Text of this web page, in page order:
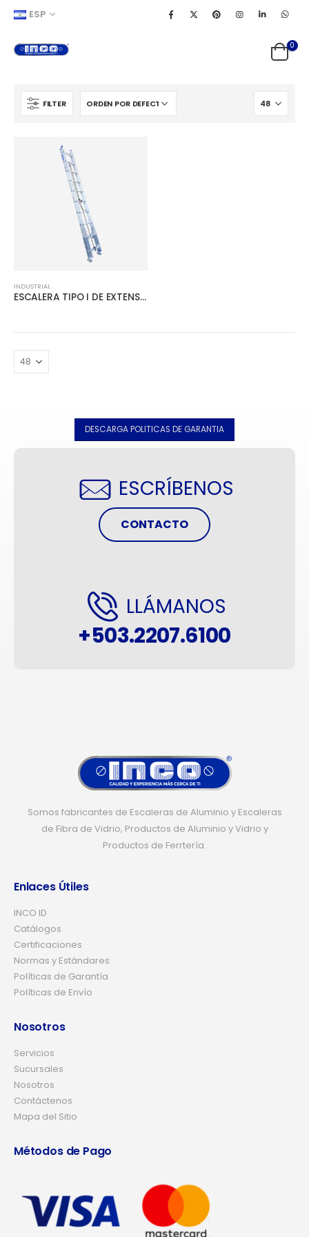
ESP
0
FILTER
INDUSTRIAL
ESCALERA TIPO I DE EXTENSIÓN ALUMINIO CAPACIDAD 200 kg
DESCARGA POLITICAS DE GARANTIA
ESCRÍBENOS
CONTACTO
LLÁMANOS
+503.2207.6100
Somos fabricantes de Escaleras de Aluminio y Escaleras
de Fibra de Vidrio, Productos de Aluminio y Vidrio y
Productos de Ferrtería.
Enlaces Útiles
INCO ID
Catálogos
Certificaciones
Normas y Estándares
Políticas de Garantía
Políticas de Envío
Nosotros
Servicios
Sucursales
Nosotros
Contáctenos
Mapa del Sitio
Métodos de Pago